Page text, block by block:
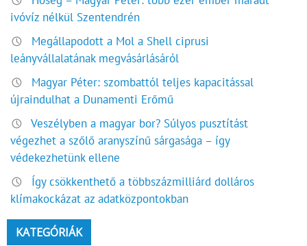
ivóvíz nélkül Szentendrén
Megállapodott a Mol a Shell ciprusi
leányvállalatának megvásárlásáról
Magyar Péter: szombattól teljes kapacitással
újraindulhat a Dunamenti Erőmű
Veszélyben a magyar bor? Súlyos pusztítást
végezhet a szőlő aranyszínű sárgasága – így
védekezhetünk ellene
Így csökkenthető a többszázmilliárd dolláros
klímakockázat az adatközpontokban
KATEGÓRIÁK